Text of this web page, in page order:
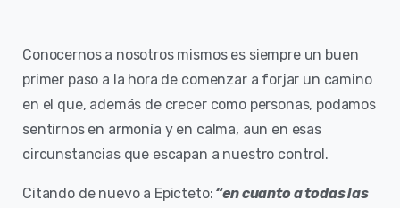
Conocernos a nosotros mismos es siempre un buen
primer paso a la hora de comenzar a forjar un camino
en el que, además de crecer como personas, podamos
sentirnos en armonía y en calma, aun en esas
circunstancias que escapan a nuestro control.
Citando de nuevo a Epicteto: “en cuanto a todas las